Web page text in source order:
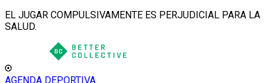
EL JUGAR COMPULSIVAMENTE ES PERJUDICIAL PARA LA
SALUD.
AGENDA DEPORTIVA